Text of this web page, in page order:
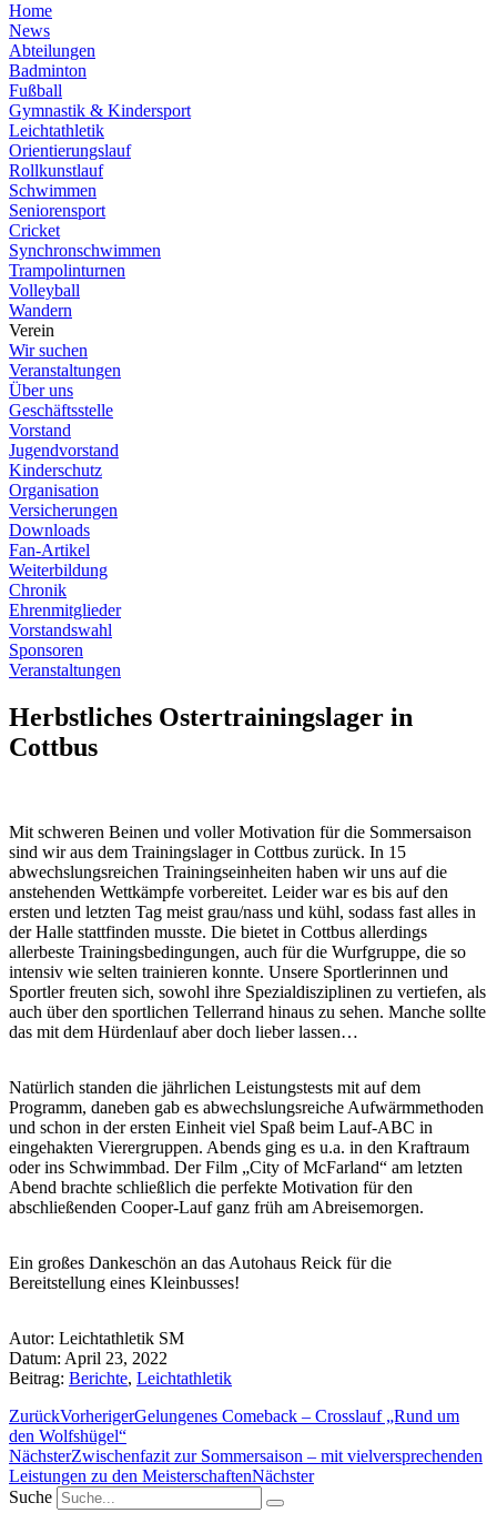
Home
News
Abteilungen
Badminton
Fußball
Gymnastik & Kindersport
Leichtathletik
Orientierungslauf
Rollkunstlauf
Schwimmen
Seniorensport
Cricket
Synchronschwimmen
Trampolinturnen
Volleyball
Wandern
Verein
Wir suchen
Veranstaltungen
Über uns
Geschäftsstelle
Vorstand
Jugendvorstand
Kinderschutz
Organisation
Versicherungen
Downloads
Fan-Artikel
Weiterbildung
Chronik
Ehrenmitglieder
Vorstandswahl
Sponsoren
Veranstaltungen
Herbstliches Ostertrainingslager in
Cottbus
Mit schweren Beinen und voller Motivation für die Sommersaison
sind wir aus dem Trainingslager in Cottbus zurück. In 15
abwechslungsreichen Trainingseinheiten haben wir uns auf die
anstehenden Wettkämpfe vorbereitet. Leider war es bis auf den
ersten und letzten Tag meist grau/nass und kühl, sodass fast alles in
der Halle stattfinden musste. Die bietet in Cottbus allerdings
allerbeste Trainingsbedingungen, auch für die Wurfgruppe, die so
intensiv wie selten trainieren konnte. Unsere Sportlerinnen und
Sportler freuten sich, sowohl ihre Spezialdisziplinen zu vertiefen, als
auch über den sportlichen Tellerrand hinaus zu sehen. Manche sollte
das mit dem Hürdenlauf aber doch lieber lassen…
Natürlich standen die jährlichen Leistungstests mit auf dem
Programm, daneben gab es abwechslungsreiche Aufwärmmethoden
und schon in der ersten Einheit viel Spaß beim Lauf-ABC in
eingehakten Vierergruppen. Abends ging es u.a. in den Kraftraum
oder ins Schwimmbad. Der Film „City of McFarland“ am letzten
Abend brachte schließlich die perfekte Motivation für den
abschließenden Cooper-Lauf ganz früh am Abreisemorgen.
Ein großes Dankeschön an das Autohaus Reick für die
Bereitstellung eines Kleinbusses!
Autor: Leichtathletik SM
Datum: April 23, 2022
Beitrag: Berichte, Leichtathletik
ZurückVorherigerGelungenes Comeback – Crosslauf „Rund um
den Wolfshügel“
NächsterZwischenfazit zur Sommersaison – mit vielversprechenden
Leistungen zu den MeisterschaftenNächster
Suche